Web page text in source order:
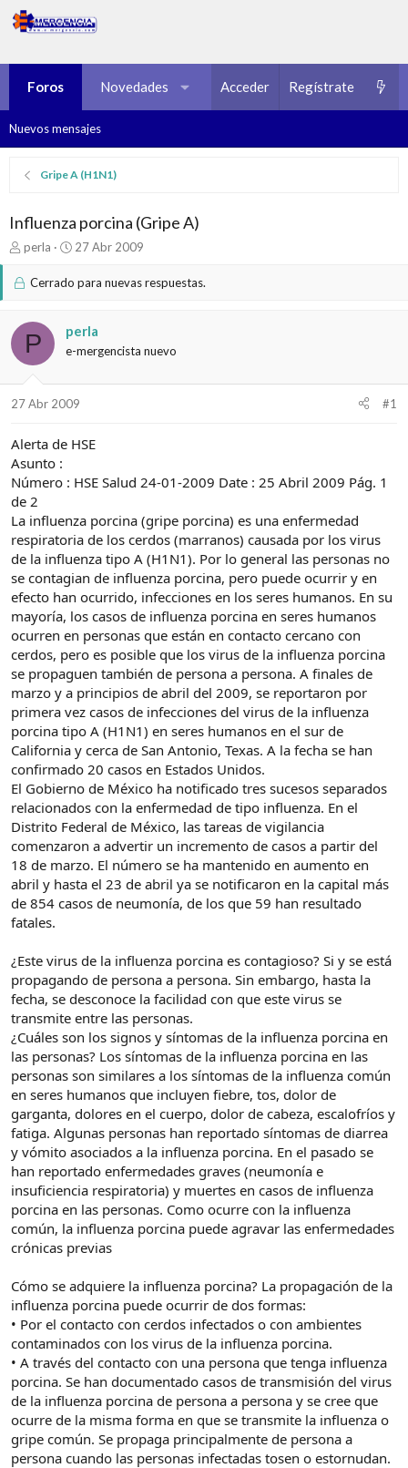
Foros Novedades Multimedia Recursos
Acceder Regístrate
Nuevos mensajes
Gripe A (H1N1)
Influenza porcina (Gripe A)
I
i
a
d
o
e
t
e
m
a
perla
F
c
d
c
o
27 Abr 2009
Cerrado para nuevas respuestas.
P perla
e-mergencista nuevo
27 Abr 2009 #1
Alerta de HSE
Asunto :
Número : HSE Salud 24-01-2009 Date : 25 Abril 2009 Pág. 1
de 2
La influenza porcina (gripe porcina) es una enfermedad
respiratoria de los cerdos (marranos) causada por los virus
de la influenza tipo A (H1N1). Por lo general las personas no
se contagian de influenza porcina, pero puede ocurrir y en
efecto han ocurrido, infecciones en los seres humanos. En su
mayoría, los casos de influenza porcina en seres humanos
ocurren en personas que están en contacto cercano con
cerdos, pero es posible que los virus de la influenza porcina
se propaguen también de persona a persona. A finales de
marzo y a principios de abril del 2009, se reportaron por
primera vez casos de infecciones del virus de la influenza
porcina tipo A (H1N1) en seres humanos en el sur de
California y cerca de San Antonio, Texas. A la fecha se han
confirmado 20 casos en Estados Unidos.
El Gobierno de México ha notificado tres sucesos separados
relacionados con la enfermedad de tipo influenza. En el
Distrito Federal de México, las tareas de vigilancia
comenzaron a advertir un incremento de casos a partir del
18 de marzo. El número se ha mantenido en aumento en
abril y hasta el 23 de abril ya se notificaron en la capital más
de 854 casos de neumonía, de los que 59 han resultado
fatales.
¿Este virus de la influenza porcina es contagioso? Si y se está
propagando de persona a persona. Sin embargo, hasta la
fecha, se desconoce la facilidad con que este virus se
transmite entre las personas.
¿Cuáles son los signos y síntomas de la influenza porcina en
las personas? Los síntomas de la influenza porcina en las
personas son similares a los síntomas de la influenza común
en seres humanos que incluyen fiebre, tos, dolor de
garganta, dolores en el cuerpo, dolor de cabeza, escalofríos y
fatiga. Algunas personas han reportado síntomas de diarrea
y vómito asociados a la influenza porcina. En el pasado se
han reportado enfermedades graves (neumonía e
insuficiencia respiratoria) y muertes en casos de influenza
porcina en las personas. Como ocurre con la influenza
común, la influenza porcina puede agravar las enfermedades
crónicas previas
Cómo se adquiere la influenza porcina? La propagación de la
influenza porcina puede ocurrir de dos formas:
• Por el contacto con cerdos infectados o con ambientes
contaminados con los virus de la influenza porcina.
• A través del contacto con una persona que tenga influenza
porcina. Se han documentado casos de transmisión del virus
de la influenza porcina de persona a persona y se cree que
ocurre de la misma forma en que se transmite la influenza o
gripe común. Se propaga principalmente de persona a
persona cuando las personas infectadas tosen o estornudan.